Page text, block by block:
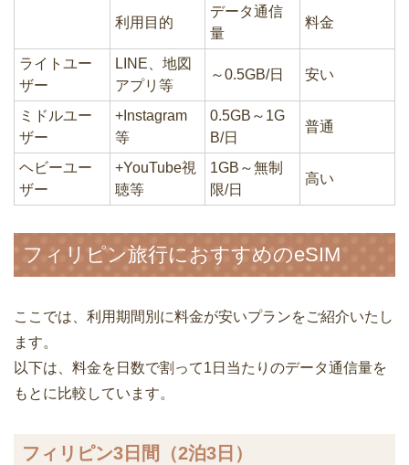
利用目的
データ通信
量
料金
ライトユー
ザー
LINE、地図
アプリ等
～0.5GB/日 安い
ミドルユー
ザー
+Instagram
等
0.5GB～1G
B/日
普通
ヘビーユー
ザー
+YouTube視
聴等
1GB～無制
限/日
高い
フィリピン旅行におすすめのeSIM
ここでは、利用期間別に料金が安いプランをご紹介いたし
ます。
以下は、料金を日数で割って1日当たりのデータ通信量を
もとに比較しています。
フィリピン3日間（2泊3日）